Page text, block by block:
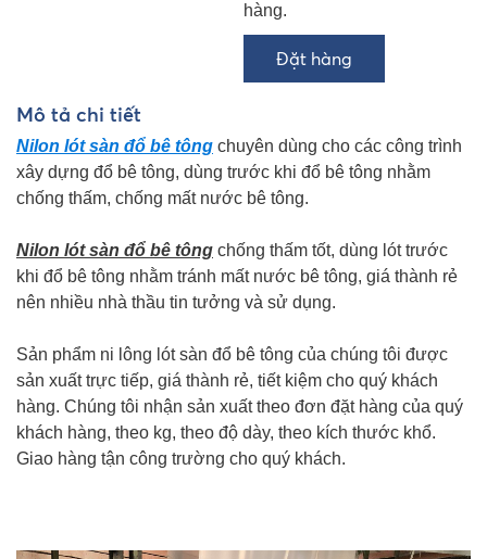
hàng.
Mô tả chi tiết
Nilon lót sàn đổ bê tông chuyên dùng cho các công trình
xây dựng đổ bê tông, dùng trước khi đổ bê tông nhằm
chống thấm, chống mất nước bê tông.
Nilon lót sàn đổ bê tông chống thấm tốt, dùng lót trước
khi đổ bê tông nhằm tránh mất nước bê tông, giá thành rẻ
nên nhiều nhà thầu tin tưởng và sử dụng.
Sản phẩm ni lông lót sàn đổ bê tông của chúng tôi được
sản xuất trực tiếp, giá thành rẻ, tiết kiệm cho quý khách
hàng. Chúng tôi nhận sản xuất theo đơn đặt hàng của quý
khách hàng, theo kg, theo độ dày, theo kích thước khổ.
Giao hàng tận công trường cho quý khách.